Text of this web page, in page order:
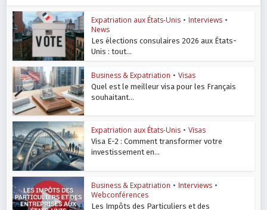
Expatriation aux États-Unis • Interviews •
News
Les élections consulaires 2026 aux États-
Unis : tout...
Business & Expatriation • Visas
Quel est le meilleur visa pour les Français
souhaitant...
Expatriation aux États-Unis • Visas
Visa E-2 : Comment transformer votre
investissement en...
Business & Expatriation • Interviews •
Webconférences
Les Impôts des Particuliers et des